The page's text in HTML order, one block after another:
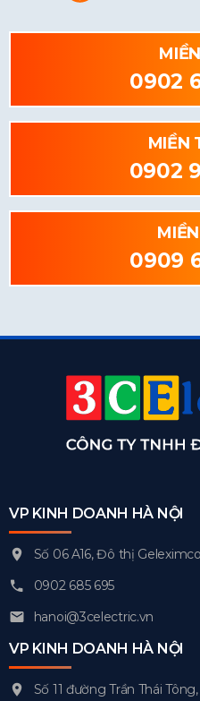
0902
MIỀN
0902
0909
VP KINH DOANH HÀ NỘI
Số 06 A16, Đô thị
0902 685 695
hanoi@3celectric.vn
VP KINH DOANH HÀ NỘI
Số 11 đường Trần Thái